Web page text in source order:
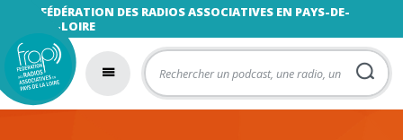
FÉDÉRATION DES RADIOS ASSOCIATIVES EN PAYS-DE-
LA-LOIRE